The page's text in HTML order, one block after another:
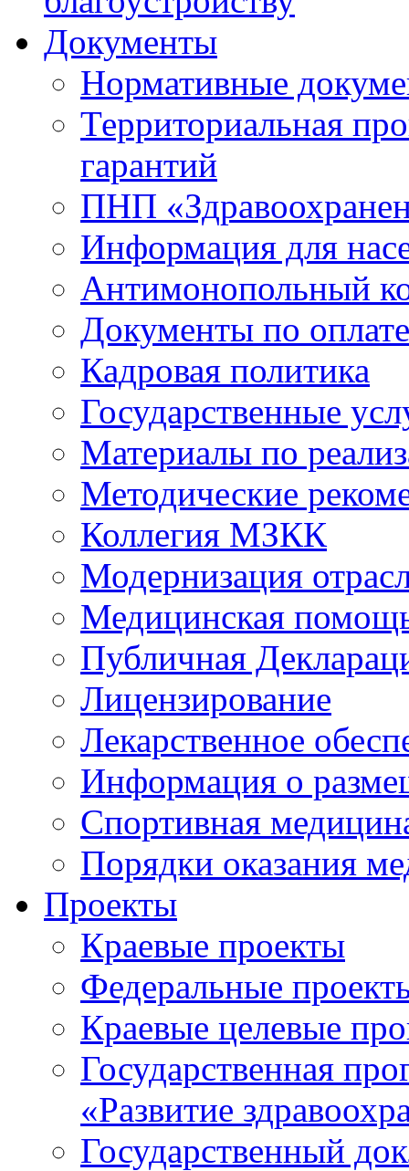
Документы
Нормативные
Территориальная
гарантий
ПНП
Информация для
Антимонопольный
Документы по
Кадровая политика
Государственные
Материалы по
Методические
Коллегия МЗКК
Модернизация
Медицинская
Публичная
Лицензирование
Лекарственное
Информация о
Спортивная
Порядки оказания
Проекты
Краевые проекты
Федеральные
Краевые целевые
Государственная
«Развитие
Государственный